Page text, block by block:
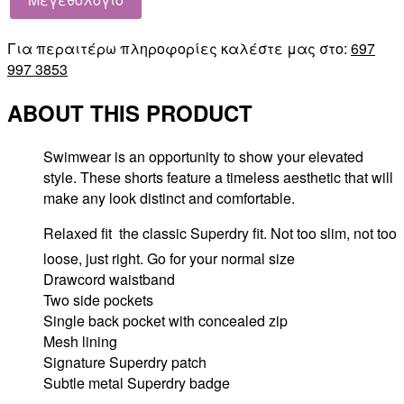
Για περαιτέρω πληροφορίες καλέστε μας στο: 697
997 3853
ABOUT THIS PRODUCT
Swimwear is an opportunity to show your elevated
style. These shorts feature a timeless aesthetic that will
make any look distinct and comfortable.
Relaxed fit  the classic Superdry fit. Not too slim, not too
loose, just right. Go for your normal size
Drawcord waistband
Two side pockets
Single back pocket with concealed zip
Mesh lining
Signature Superdry patch
Subtle metal Superdry badge